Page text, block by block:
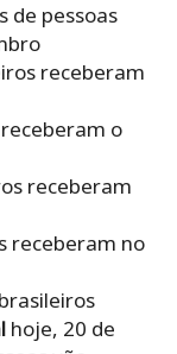
de pessoas
receberam
o
receberam
receberam no
hoje, 20 de